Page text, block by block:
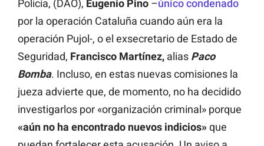
Policía, (DAO), Eugenio Pino –único condenado
por la operación Cataluña cuando aún era la
operación Pujol-, o el exsecretario de Estado de
Seguridad, Francisco Martínez, alias Paco
Bomba. Incluso, en estas nuevas comisiones la
jueza advierte que, de momento, no ha decidido
investigarlos por «organización criminal» porque
«aún no ha encontrado nuevos indicios»que